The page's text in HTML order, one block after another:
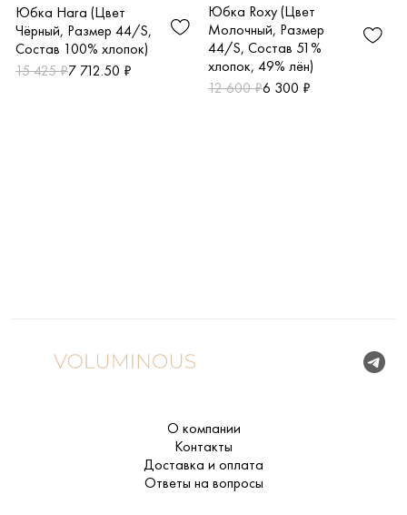
Юбка Hara (Цвет
Чёрный, Размер 44/S,
Состав 100% хлопок)
15 425 ₽7 712.50 ₽
Юбка Roxy (Цвет
Молочный, Размер
44/S, Состав 51%
хлопок, 49% лён)
12 600 ₽6 300 ₽
О компании
Контакты
Доставка и оплата
Ответы на вопросы